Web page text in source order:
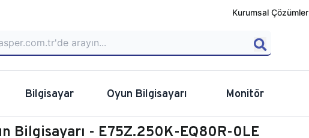
Kurumsal Çözümler
Bilgisayar Oyun Bilgisayarı Monitör
Bilgisayarı - E75Z.250K-EQ80R-0LE